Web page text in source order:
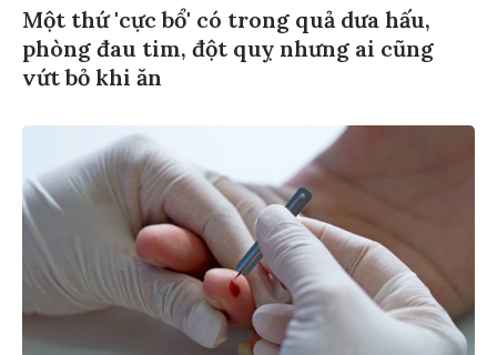
Một thứ 'cực bổ' có trong quả dưa hấu,
phòng đau tim, đột quỵ nhưng ai cũng
vứt bỏ khi ăn